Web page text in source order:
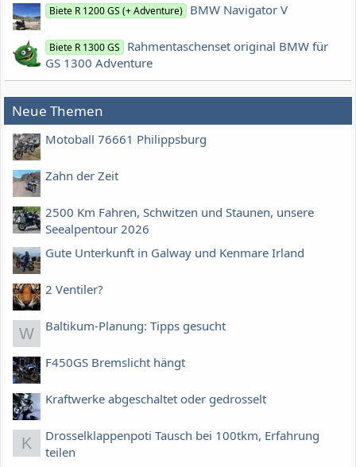
Biete R 1200 GS (+ Adventure) BMW Navigator V
Biete R 1300 GS
Rahmentaschenset original BMW für
GS 1300 Adventure
Neue Themen
Motoball 76661 Philippsburg
Zahn der Zeit
2500 Km Fahren, Schwitzen und Staunen, unsere
Seealpentour 2026
Gute Unterkunft in Galway und Kenmare Irland
2 Ventiler?
W Baltikum-Planung: Tipps gesucht
F450GS Bremslicht hängt
Kraftwerke abgeschaltet oder gedrosselt
K
Drosselklappenpoti Tausch bei 100tkm, Erfahrung
teilen